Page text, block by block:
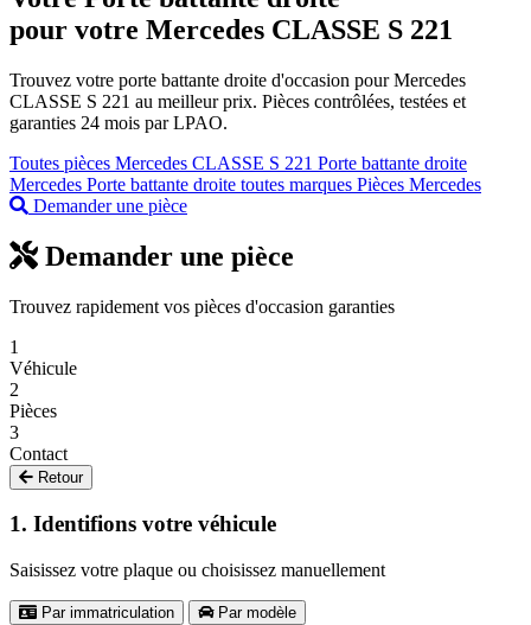
pour votre Mercedes CLASSE S 221
Trouvez votre porte battante droite d'occasion pour Mercedes
CLASSE S 221 au meilleur prix. Pièces contrôlées, testées et
garanties 24 mois par LPAO.
Toutes pièces Mercedes CLASSE S 221 Porte battante droite
Mercedes Porte battante droite toutes marques Pièces Mercedes
Demander une pièce
Demander une pièce
Trouvez rapidement vos pièces d'occasion garanties
1
Véhicule
2
Pièces
3
Contact
Retour
1. Identifions votre véhicule
Saisissez votre plaque ou choisissez manuellement
Par immatriculation Par modèle